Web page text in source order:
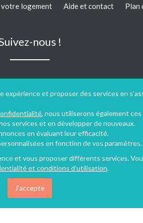
et proposer des services en
, nous utiliserons également
services et en développer de nouveaux.
en évaluant leur efficacité.
en fonction de vos paramètres.
et vous proposer différents services.
et conditions d'utilisation.
J'accepte
votre logement Aide et contact Plan
nous !